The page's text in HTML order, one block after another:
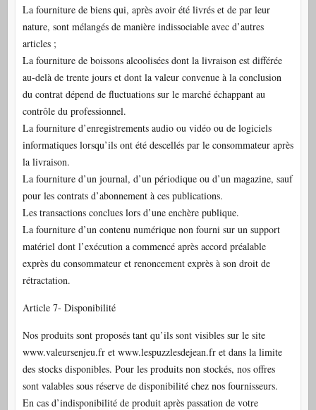
La fourniture de biens qui, après avoir été livrés et de par leur
nature, sont mélangés de manière indissociable avec d’autres
articles ;
La fourniture de boissons alcoolisées dont la livraison est différée
au-delà de trente jours et dont la valeur convenue à la conclusion
du contrat dépend de fluctuations sur le marché échappant au
contrôle du professionnel.
La fourniture d’enregistrements audio ou vidéo ou de logiciels
informatiques lorsqu’ils ont été descellés par le consommateur après
la livraison.
La fourniture d’un journal, d’un périodique ou d’un magazine, sauf
pour les contrats d’abonnement à ces publications.
Les transactions conclues lors d’une enchère publique.
La fourniture d’un contenu numérique non fourni sur un support
matériel dont l’exécution a commencé après accord préalable
exprès du consommateur et renoncement exprès à son droit de
rétractation.
Article 7- Disponibilité
Nos produits sont proposés tant qu’ils sont visibles sur le site
www.valeursenjeu.fr et www.lespuzzlesdejean.fr et dans la limite
des stocks disponibles. Pour les produits non stockés, nos offres
sont valables sous réserve de disponibilité chez nos fournisseurs.
En cas d’indisponibilité de produit après passation de votre